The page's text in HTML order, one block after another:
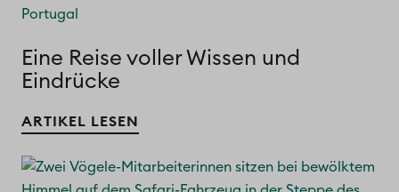
Eine Reise voller Wissen und
Eindrücke
ARTIKEL LESEN